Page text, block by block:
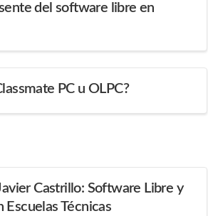
del software libre en
PC u OLPC?
Castrillo: Software Libre y
Escuelas Técnicas